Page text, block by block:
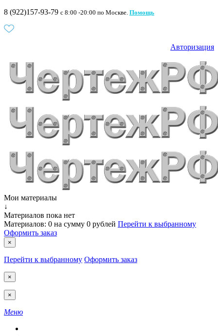
8 (922)157-93-79 c 8:00 -20:00 по Москве. Помощь
Авторизация
Мои материалы
↓
Материалов пока нет
Материалов: 0 на сумму 0 рублей Перейти к выбранному
Оформить заказ
×
Перейти к выбранному Оформить заказ
×
×
Меню